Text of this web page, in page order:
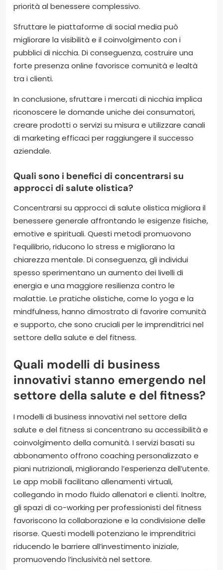
priorità al benessere complessivo.
Sfruttare le piattaforme di social media può
migliorare la visibilità e il coinvolgimento con i
pubblici di nicchia. Di conseguenza, costruire una
forte presenza online favorisce comunità e lealtà
tra i clienti.
In conclusione, sfruttare i mercati di nicchia implica
riconoscere le domande uniche dei consumatori,
creare prodotti o servizi su misura e utilizzare canali
di marketing efficaci per raggiungere il successo
aziendale.
Quali sono i benefici di concentrarsi su
approcci di salute olistica?
Concentrarsi su approcci di salute olistica migliora il
benessere generale affrontando le esigenze fisiche,
emotive e spirituali. Questi metodi promuovono
l’equilibrio, riducono lo stress e migliorano la
chiarezza mentale. Di conseguenza, gli individui
spesso sperimentano un aumento dei livelli di
energia e una maggiore resilienza contro le
malattie. Le pratiche olistiche, come lo yoga e la
mindfulness, hanno dimostrato di favorire comunità
e supporto, che sono cruciali per le imprenditrici nel
settore della salute e del fitness.
Quali modelli di business
innovativi stanno emergendo nel
settore della salute e del fitness?
I modelli di business innovativi nel settore della
salute e del fitness si concentrano su accessibilità e
coinvolgimento della comunità. I servizi basati su
abbonamento offrono coaching personalizzato e
piani nutrizionali, migliorando l’esperienza dell’utente.
Le app mobili facilitano allenamenti virtuali,
collegando in modo fluido allenatori e clienti. Inoltre,
gli spazi di co-working per professionisti del fitness
favoriscono la collaborazione e la condivisione delle
risorse. Questi modelli potenziano le imprenditrici
riducendo le barriere all’investimento iniziale,
promuovendo l’inclusività nel settore.